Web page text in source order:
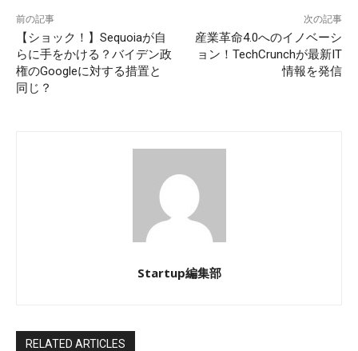
前の記事
【ショック！】Sequoiaが自
らに手をかける？バイデン政
権のGoogleに対する措置と
同じ？
次の記事
産業革命4.0へのイノベーシ
ョン！TechCrunchが最新IT
情報を発信
Startup編集部
RELATED ARTICLES